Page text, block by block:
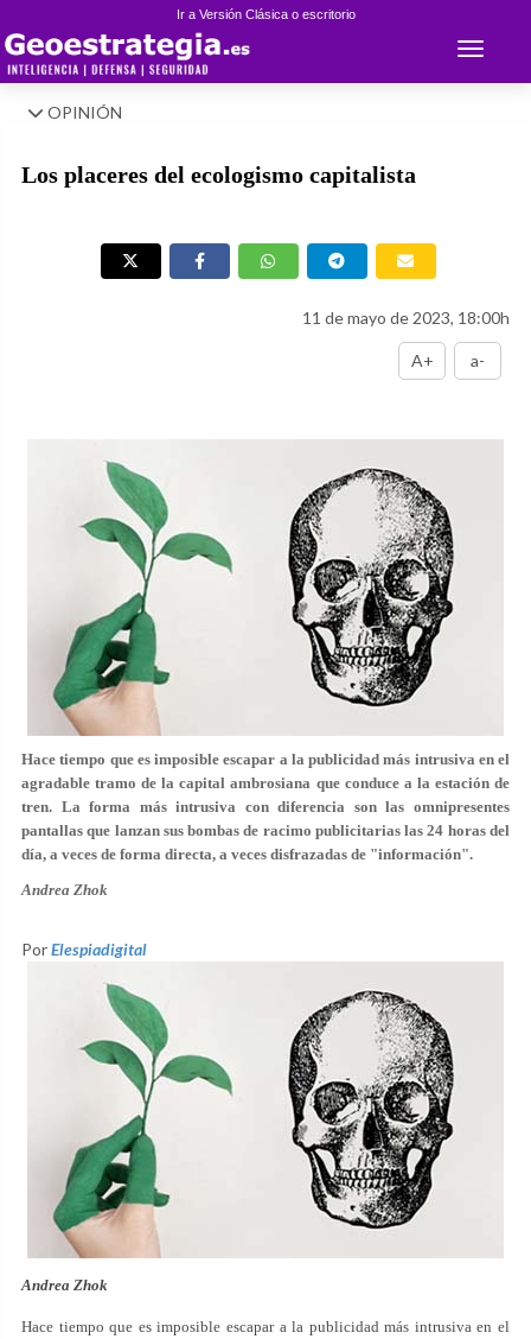
Ir a Versión Clásica o escritorio
Toggle
OPINIÓN
Los placeres del ecologismo capitalista
11 de mayo de 2023, 18:00h
A+ a-
Hace tiempo que es imposible escapar a la publicidad más intrusiva en el
agradable tramo de la capital ambrosiana que conduce a la estación de
tren. La forma más intrusiva con diferencia son las omnipresentes
pantallas que lanzan sus bombas de racimo publicitarias las 24 horas del
día, a veces de forma directa, a veces disfrazadas de "información".
Andrea Zhok
PorElespiadigital
Andrea Zhok
Hace tiempo que es imposible escapar a la publicidad más intrusiva en el